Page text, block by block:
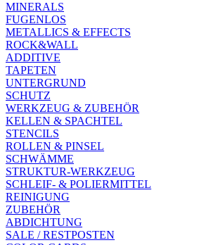
MINERALS
FUGENLOS
METALLICS & EFFECTS
ROCK&WALL
ADDITIVE
TAPETEN
UNTERGRUND
SCHUTZ
WERKZEUG & ZUBEHÖR
KELLEN & SPACHTEL
STENCILS
ROLLEN & PINSEL
SCHWÄMME
STRUKTUR-WERKZEUG
SCHLEIF- & POLIERMITTEL
REINIGUNG
ZUBEHÖR
ABDICHTUNG
SALE / RESTPOSTEN